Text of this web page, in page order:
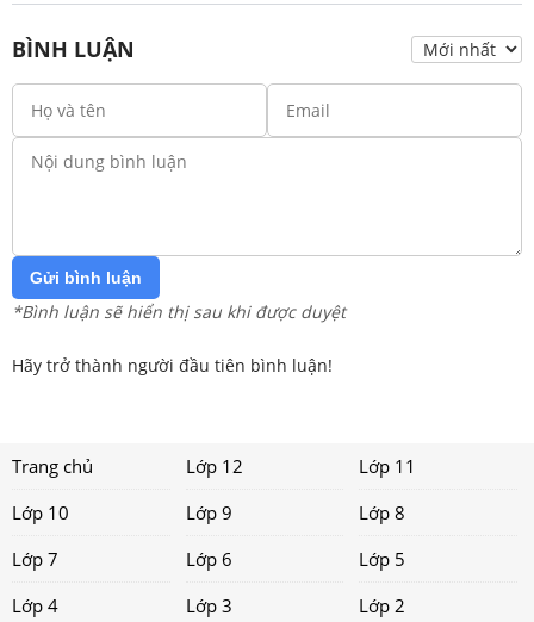
BÌNH LUẬN
Gửi bình luận
*Bình luận sẽ hiển thị sau khi được duyệt
Hãy trở thành người đầu tiên bình luận!
Trang chủ Lớp 12
Lớp 11
Lớp 10
Lớp 9
Lớp 8
Lớp 7
Lớp 6
Lớp 5
Lớp 4
Lớp 3 Lớp 2